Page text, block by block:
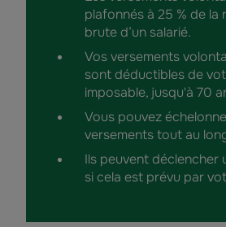
plafonnés à 25 % de la
brute d’un salarié.
Vos versements
sont déductibles de
imposable, jusqu'à 70
Vous pouvez
versements tout au
Ils peuvent déclencher
si cela est prévu par